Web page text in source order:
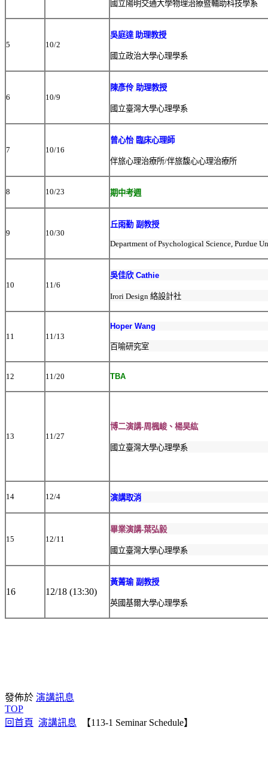
國立陽明交通大學物理治療暨輔助科技學系
5 10/2
吳庭達 助理教授
國立政治大學心理學系
6 10/9
陳彥伶 助理教授
國立臺灣大學心理學系
7 10/16
曾心怡 臨床心理師
伴旅心理治療所/伴旅馥心心理治療所
8 10/23 期中考週
9 10/30
丘雨勤 副教授
Department of Psychological Science, Purdue
10 11/6
吳佳欣 Cathie
Irori Design 絡設計社
11 11/13
Hoper Wang
百喻研究室
12 11/20 TBA
13 11/27
博二演講-周楓峻、楊昊紘
國立臺灣大學心理學系
14 12/4 演講取消
15 12/11
畢業演講-葉弘毅
國立臺灣大學心理學系
16 12/18 (13:30)
黃菁瑜 副教授
英國基爾大學心理學系
發佈於 演講訊息
TOP
回首頁 演講訊息 【113-1 Seminar Schedule】